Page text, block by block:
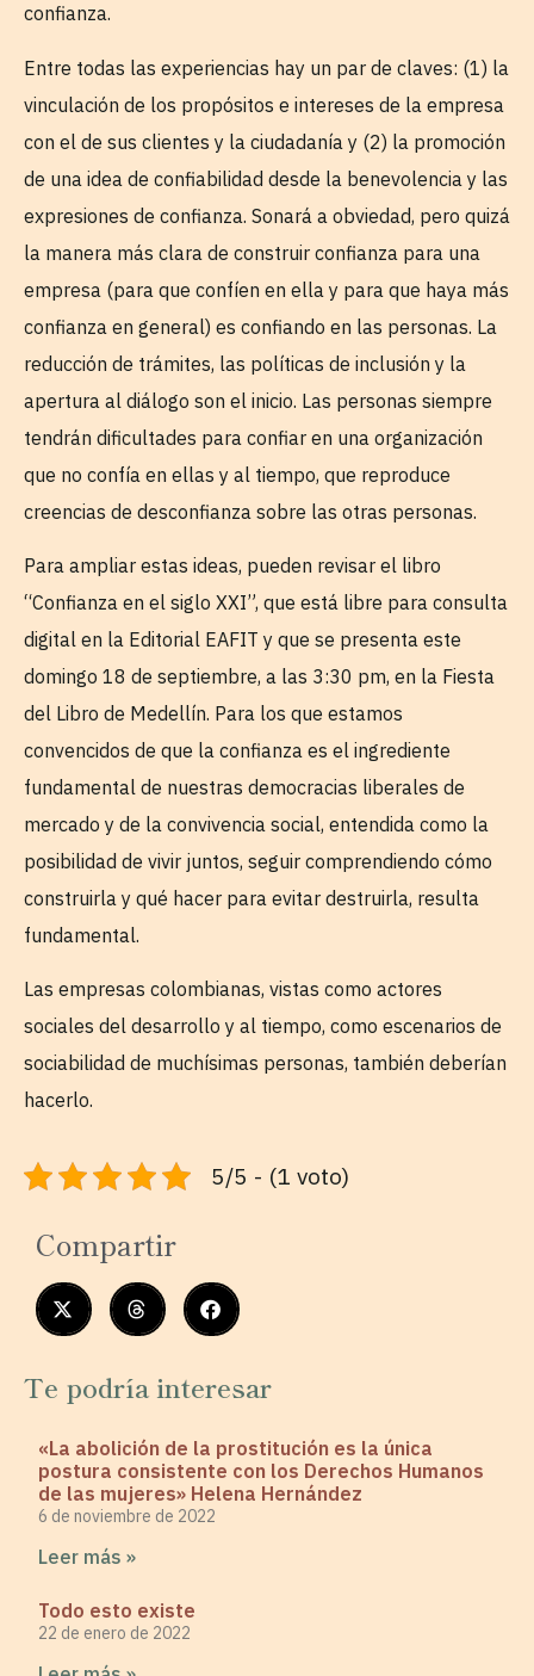
confianza.
Entre todas las experiencias hay un par de claves: (1) la
vinculación de los propósitos e intereses de la empresa
con el de sus clientes y la ciudadanía y (2) la promoción
de una idea de confiabilidad desde la benevolencia y las
expresiones de confianza. Sonará a obviedad, pero quizá
la manera más clara de construir confianza para una
empresa (para que confíen en ella y para que haya más
confianza en general) es confiando en las personas. La
reducción de trámites, las políticas de inclusión y la
apertura al diálogo son el inicio. Las personas siempre
tendrán dificultades para confiar en una organización
que no confía en ellas y al tiempo, que reproduce
creencias de desconfianza sobre las otras personas.
Para ampliar estas ideas, pueden revisar el libro
“Confianza en el siglo XXI”, que está libre para consulta
digital en la Editorial EAFIT y que se presenta este
domingo 18 de septiembre, a las 3:30 pm, en la Fiesta
del Libro de Medellín. Para los que estamos
convencidos de que la confianza es el ingrediente
fundamental de nuestras democracias liberales de
mercado y de la convivencia social, entendida como la
posibilidad de vivir juntos, seguir comprendiendo cómo
construirla y qué hacer para evitar destruirla, resulta
fundamental.
Las empresas colombianas, vistas como actores
sociales del desarrollo y al tiempo, como escenarios de
sociabilidad de muchísimas personas, también deberían
hacerlo.
5/5 - (1 voto)
Compartir
Te podría interesar
«La abolición de la prostitución es la única
postura consistente con los Derechos Humanos
de las mujeres» Helena Hernández
6 de noviembre de 2022
Leer más »
Todo esto existe
22 de enero de 2022